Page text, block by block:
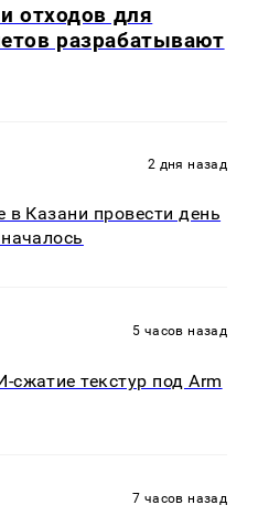
отходов для
разрабатывают
2 дня назад
в Казани провести день
5 часов назад
текстур под Arm
7 часов назад